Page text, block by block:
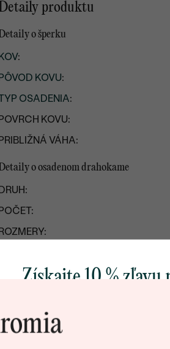
produktu
o šperku
:
KOVU:
OSADENIA:
KOVU:
VÁHA:
o osadenom drahokame
TVAR:
Získajte 10 % zľavu